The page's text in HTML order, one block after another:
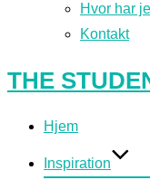
Hvor har
Kontakt
Videre
til
THE
Hjem
Inspiration